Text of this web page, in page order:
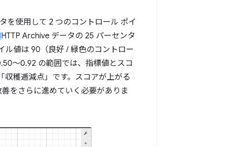
を使用して 2 つのコントロール ポイ
HTTP Archive データの 25 パーセンタ
ル値は 90（良好 / 緑色のコントロー
～0.92 の範囲では、指標値とスコ
穫逓減点」です。スコアが上がる
をさらに進めていく必要がありま